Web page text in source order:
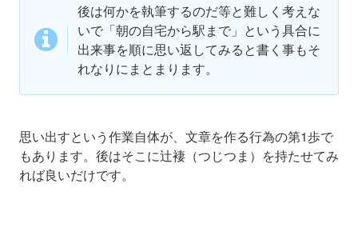
後は何かを執筆するのだ等と難しく考えな
いで「朝の自宅から駅まで」という具合に
出来事を順に思い返してみると書く事もそ
れなりにまとまります。
思い出すという作業自体が、文章を作る行為の第1歩で
もあります。後はそこに辻褄（つじつま）を持たせてみ
れば良いだけです。